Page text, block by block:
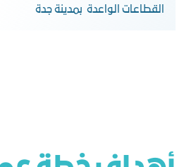
القطاعات الواعدة بمدينة جدة